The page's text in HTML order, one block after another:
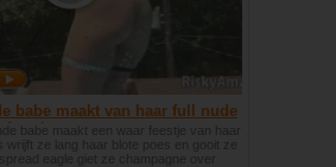
babe maakt van haar full nude
babe maakt een waar feestje van haar
wrijft ze lang haar blote poes en gooit ze
eagle giet ze champagne over